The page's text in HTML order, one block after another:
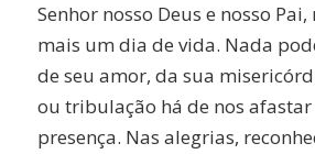
Senhor nosso Deus e nosso
mais um dia de vida. Nada
de seu amor, da sua
ou tribulação há de nos afastar
presença. Nas alegrias,